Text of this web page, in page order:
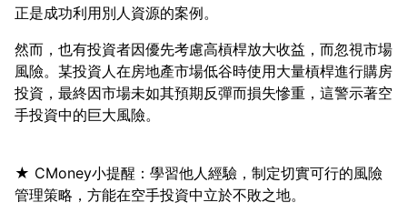
然而，也有投資者因優先考慮高槓桿放大收益，而忽視市場
風險。某投資人在房地產市場低谷時使用大量槓桿進行購房
投資，最終因市場未如其預期反彈而損失慘重，這警示著空
★ CMoney小提醒：學習他人經驗，制定切實可行的風險